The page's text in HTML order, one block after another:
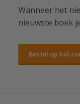
Wanneer het
nieuwste boek
Bestel op